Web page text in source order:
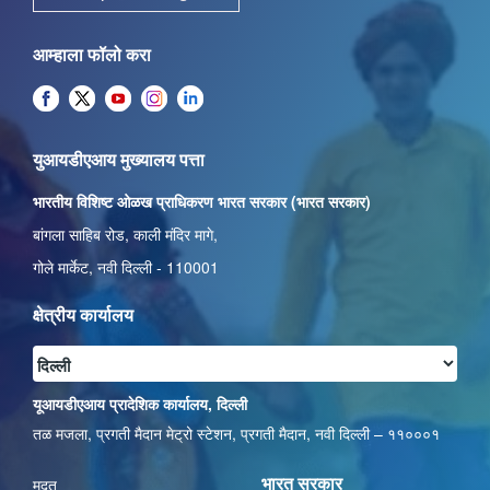
आम्हाला फॉलो करा
युआयडीएआय मुख्यालय पत्ता
भारतीय विशिष्ट ओळख प्राधिकरण भारत सरकार (भारत सरकार)
बांगला साहिब रोड, काली मंदिर मागे,
गोले मार्केट, नवी दिल्ली - 110001
क्षेत्रीय कार्यालय
यूआयडीएआय प्रादेशिक कार्यालय, दिल्ली
तळ मजला, प्रगती मैदान मेट्रो स्टेशन, प्रगती मैदान, नवी दिल्ली – ११०००१
मदत भारत सरकार